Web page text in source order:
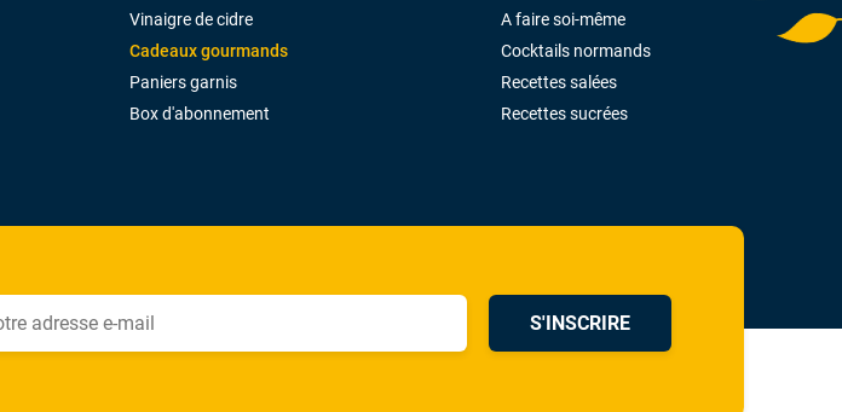
Vinaigre de cidre
Cadeaux gourmands
Paniers garnis
Box d'abonnement
A faire soi-même
Cocktails normands
Recettes salées
Recettes sucrées
S'INSCRIRE